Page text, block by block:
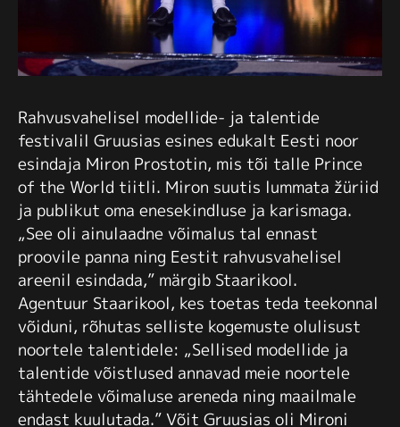
Rahvusvahelisel modellide- ja talentide
festivalil Gruusias esines edukalt Eesti noor
esindaja Miron Prostotin, mis tõi talle Prince
of the World tiitli. Miron suutis lummata žüriid
ja publikut oma enesekindluse ja karismaga.
„See oli ainulaadne võimalus tal ennast
proovile panna ning Eestit rahvusvahelisel
areenil esindada,” märgib Staarikool.
Agentuur Staarikool, kes toetas teda teekonnal
võiduni, rõhutas selliste kogemuste olulisust
noortele talentidele: „Sellised modellide ja
talentide võistlused annavad meie noortele
tähtedele võimaluse areneda ning maailmale
endast kuulutada.” Võit Gruusias oli Mironi